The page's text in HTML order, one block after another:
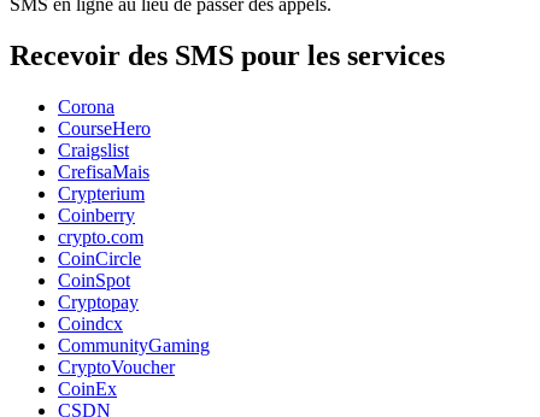
SMS en ligne au lieu de passer des appels.
Recevoir des SMS pour les services
Corona
CourseHero
Craigslist
CrefisaMais
Crypterium
Coinberry
crypto.com
CoinCircle
CoinSpot
Cryptopay
Coindcx
CommunityGaming
CryptoVoucher
CoinEx
CSDN